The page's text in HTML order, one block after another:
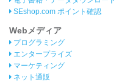
SEshop.com ポイント確認
Webメディア
プログラミング
エンタープライズ
マーケティング
ネット通販